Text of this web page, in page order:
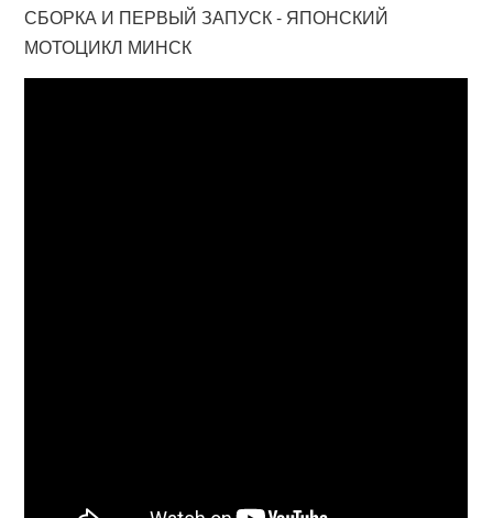
СБОРКА И ПЕРВЫЙ ЗАПУСК - ЯПОНСКИЙ
МОТОЦИКЛ МИНСК